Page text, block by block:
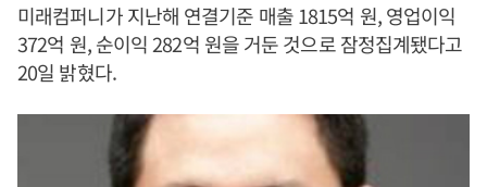
미래컴퍼니가 지난해 연결기준 매출 1815억 원, 영업이익
372억 원, 순이익 282억 원을 거둔 것으로 잠정집계됐다고
20일 밝혔다.